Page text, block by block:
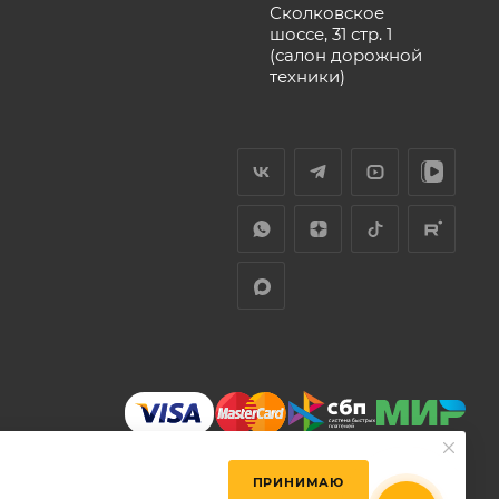
Сколковское
шоссе, 31 стр. 1
(салон дорожной
техники)
ПРИНИМАЮ